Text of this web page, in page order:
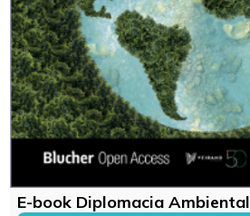
E-book Diplomacia Ambiental